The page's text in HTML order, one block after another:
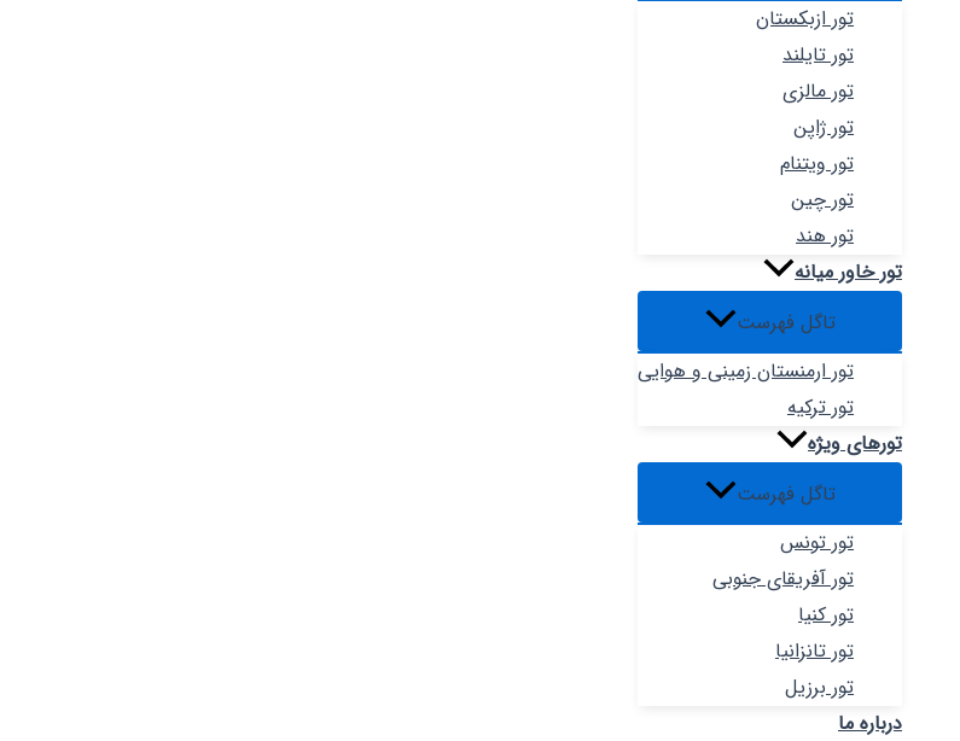
تور ازبکستان
تور تایلند
تور مالزی
تور ژاپن
تور ویتنام
تور چین
تور هند
تور خاور میانه
تاگل فهرست
تور ارمنستان زمینی و هوایی
تور ترکیه
تورهای ویژه
تاگل فهرست
تور تونس
تور آفریقای جنوبی
تور کنیا
تور تانزانیا
تور برزیل
درباره ما